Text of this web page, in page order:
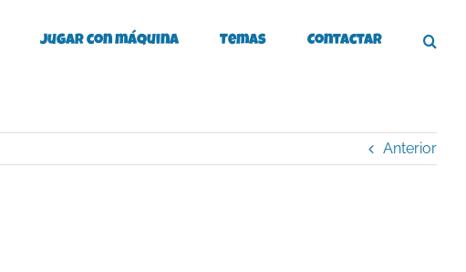
Jugar con máquina Temas Contactar
Anterior